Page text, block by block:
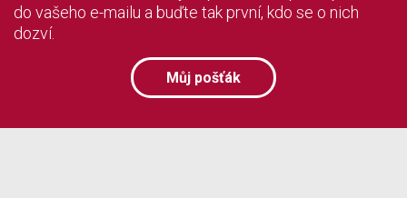
do vašeho e-mailu a buďte tak první, kdo se o nich
dozví.
Můj pošťák